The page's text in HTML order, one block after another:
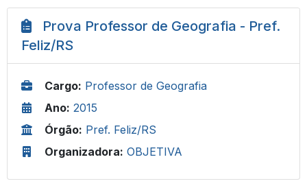
Prova Professor de Geografia - Pref.
Feliz/RS
Cargo: Professor de Geografia
Ano: 2015
Órgão: Pref. Feliz/RS
Organizadora: OBJETIVA